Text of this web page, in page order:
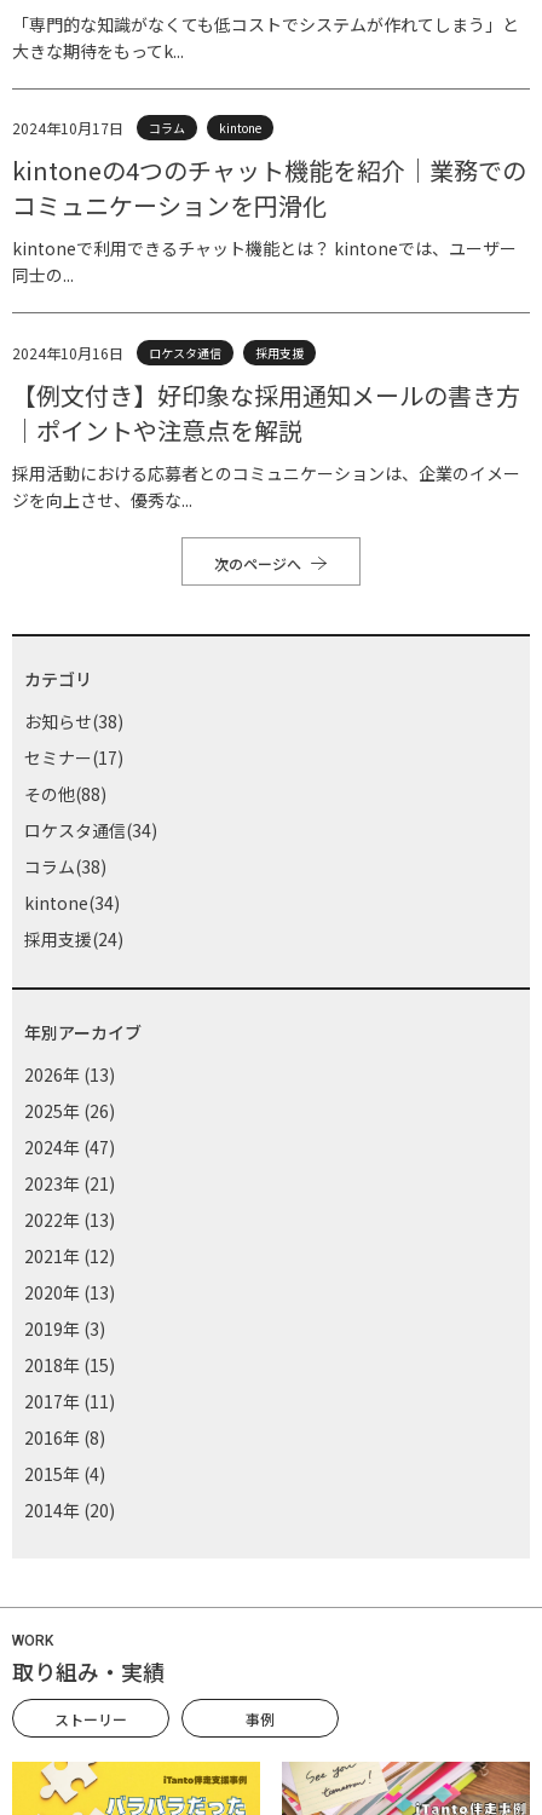
「専門的な知識がなくても低コストでシステムが作れてしまう」と
大きな期待をもってk...
2024年10月17日 コラム kintone
kintoneの4つのチャット機能を紹介｜業務での
コミュニケーションを円滑化
kintoneで利用できるチャット機能とは？ kintoneでは、ユーザー
同士の...
2024年10月16日 ロケスタ通信 採用支援
【例文付き】好印象な採用通知メールの書き方
｜ポイントや注意点を解説
採用活動における応募者とのコミュニケーションは、企業のイメー
ジを向上させ、優秀な...
次のページへ
カテゴリ
お知らせ(38)
セミナー(17)
その他(88)
ロケスタ通信(34)
コラム(38)
kintone(34)
採用支援(24)
年別アーカイブ
2026年 (13)
2025年 (26)
2024年 (47)
2023年 (21)
2022年 (13)
2021年 (12)
2020年 (13)
2019年 (3)
2018年 (15)
2017年 (11)
2016年 (8)
2015年 (4)
2014年 (20)
WORK
取り組み・実績
ストーリー 事例